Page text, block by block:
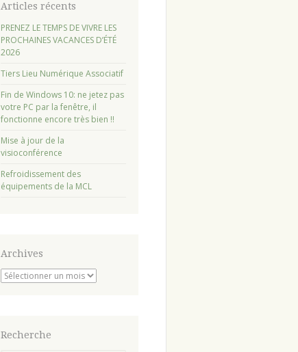
Articles récents
PRENEZ LE TEMPS DE VIVRE LES
PROCHAINES VACANCES D’ÉTÉ
2026
Tiers Lieu Numérique Associatif
Fin de Windows 10: ne jetez pas
votre PC par la fenêtre, il
fonctionne encore très bien !!
Mise à jour de la
visioconférence
Refroidissement des
équipements de la MCL
Archives
Archives
Recherche